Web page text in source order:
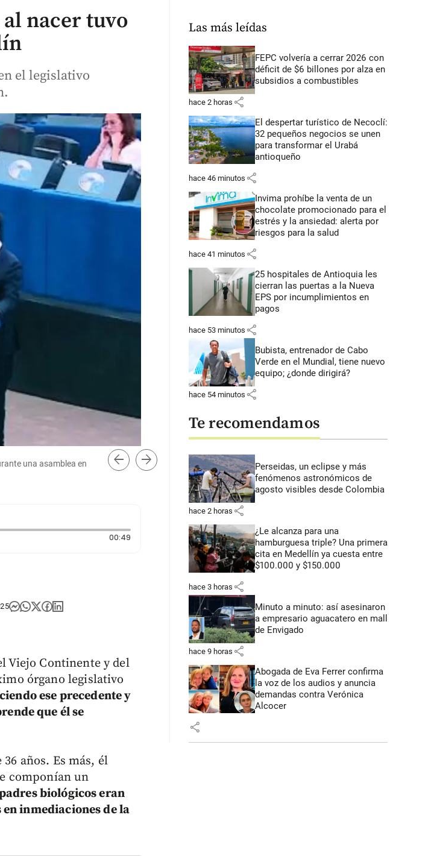
nacer tuvo
el legislativo
arrow_back
una asamblea en
El eurodiputado Álvaro Sebastian Kruis en una visita a la ciudad. FOTO:
arrow_forward
00:49Duración: 49 segundos
Viejo Continente y del
órgano legislativo
ese precedente y
que él se
años. Es más, él
componían un
biológicos eran
inmediaciones de la
Las más leídas
FEPC volvería a cerrar 2026 con
déficit de $6 billones por alza en
subsidios a combustibles
hace 2 horas share
El despertar turístico de Necoclí:
32 pequeños negocios se unen
para transformar el Urabá
antioqueño
hace 46 minutos share
Invima prohíbe la venta de un
chocolate promocionado para el
estrés y la ansiedad: alerta por
riesgos para la salud
hace 41 minutos share
25 hospitales de Antioquia les
cierran las puertas a la Nueva
EPS por incumplimientos en
pagos
hace 53 minutos share
Bubista, entrenador de Cabo
Verde en el Mundial, tiene nuevo
equipo; ¿donde dirigirá?
hace 54 minutos share
Te recomendamos
Perseidas, un eclipse y más
fenómenos astronómicos de
agosto visibles desde Colombia
hace 2 horas share
¿Le alcanza para una
hamburguesa triple? Una primera
cita en Medellín ya cuesta entre
$100.000 y $150.000
hace 3 horas share
Minuto a minuto: así asesinaron
a empresario aguacatero en mall
de Envigado
hace 9 horas share
Abogada de Eva Ferrer confirma
la voz de los audios y anuncia
demandas contra Verónica
Alcocer
share